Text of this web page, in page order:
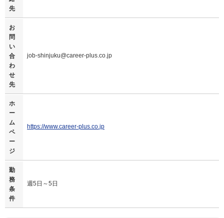
先
お
問
い
合
わ
せ
先
job-shinjuku@career-plus.co.jp
ホ
ー
ム
ペ
ー
ジ
https://www.career-plus.co.jp
勤
務
条
件
週5日～5日